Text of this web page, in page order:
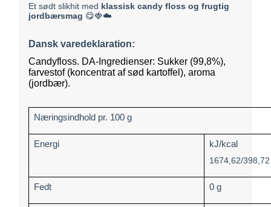
Et sødt slikhit med klassisk candy floss og frugtig
jordbærsmag 😋🍓☁️
Dansk varedeklaration:
Candyfloss. DA-Ingredienser: Sukker (99,8%),
farvestof (koncentrat af sød kartoffel), aroma
(jordbær).
Næringsindhold pr. 100 g
Energi
kJ/kcal
1674,62/398,72
Fedt 0 g